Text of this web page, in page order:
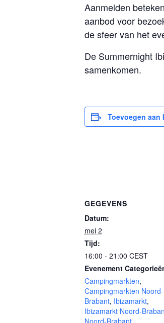
Aanmelden
aanbod voor
de sfeer van het
De Summernight
samenkomen.
Toevoegen aan
GEGEVENS
Datum:
mei 2
Tijd:
16:00 - 21:00 CEST
Evenement
Campingmarkten,
Campingmarkten Noord-
Brabant, Ibizamarkt,
Ibizamarkt Noord-
Noord-Brabant